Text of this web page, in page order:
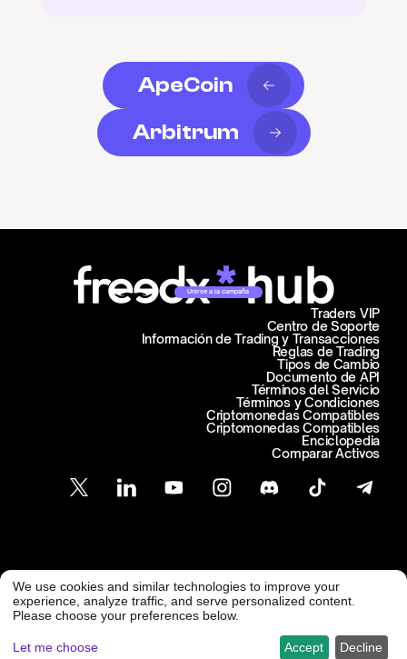
ApeCoin
Arbitrum
Unirse a la campaña
Centro de Soporte
Información de Trading y Transacciones
Traders VIP
Reglas de Trading
Tipos de Cambio
Documento de API
Términos del Servicio
Términos y Condiciones
Criptomonedas Compatibles
Criptomonedas Compatibles
Enciclopedia
Comparar Activos
Atención al Cliente
support@freedx.com @ Freedx 2026
We use cookies and similar technologies to improve your
experience, analyze traffic, and serve personalized content.
Please choose your preferences below.
Let me choose Decline
Accept